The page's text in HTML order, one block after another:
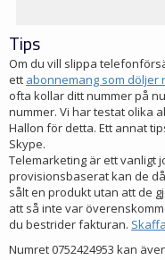
Tips
Om du vill slippa
ett abonnemang som
ofta kollar ditt nummer på
nummer. Vi har testat olika
Hallon för detta. Ett annat
Skype.
Telemarketing är ett vanligt
provisionsbaserat kan de
sålt en produkt utan att de
att så inte var
du bestrider fakturan.
Numret 0752424953 kan